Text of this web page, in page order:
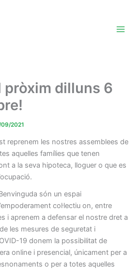
pròxim dilluns 6
2021
reprenem les nostres assemblees de
aquelles famílies que tenen
a la seva hipoteca, lloguer o que es
són un espai
col·lectiu on, entre
i aprenem a defensar el nostre dret a
les mesures de seguretat i
19 donem la possibilitat de
online i presencial, únicament per a
o per a totes aquelles